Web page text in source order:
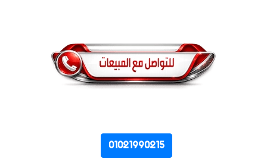
01021990215